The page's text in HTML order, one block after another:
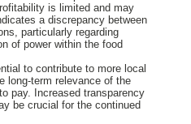
is limited and may
a discrepancy between
particularly regarding
of power within the food
to contribute to more local
long-term relevance of the
pay. Increased transparency
be crucial for the continued